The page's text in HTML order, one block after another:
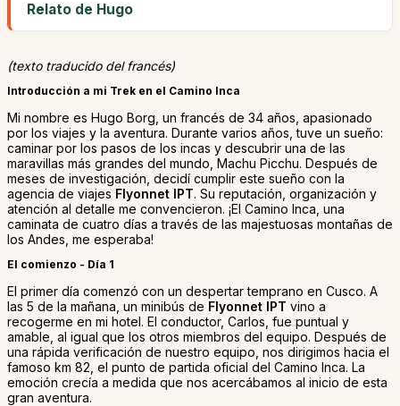
Relato de Hugo
(texto traducido del francés)
Introducción a mi Trek en el Camino Inca
Mi nombre es Hugo Borg, un francés de 34 años, apasionado
por los viajes y la aventura. Durante varios años, tuve un sueño:
caminar por los pasos de los incas y descubrir una de las
maravillas más grandes del mundo, Machu Picchu. Después de
meses de investigación, decidí cumplir este sueño con la
agencia de viajes Flyonnet IPT. Su reputación, organización y
atención al detalle me convencieron. ¡El Camino Inca, una
caminata de cuatro días a través de las majestuosas montañas de
los Andes, me esperaba!
El comienzo - Día 1
El primer día comenzó con un despertar temprano en Cusco. A
las 5 de la mañana, un minibús de Flyonnet IPT vino a
recogerme en mi hotel. El conductor, Carlos, fue puntual y
amable, al igual que los otros miembros del equipo. Después de
una rápida verificación de nuestro equipo, nos dirigimos hacia el
famoso km 82, el punto de partida oficial del Camino Inca. La
emoción crecía a medida que nos acercábamos al inicio de esta
gran aventura.